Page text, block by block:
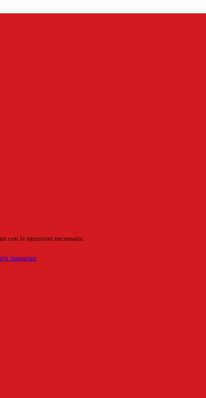
con le istruzioni necessarie.
Spaggiari